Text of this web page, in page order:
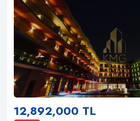
12,892,000 TL